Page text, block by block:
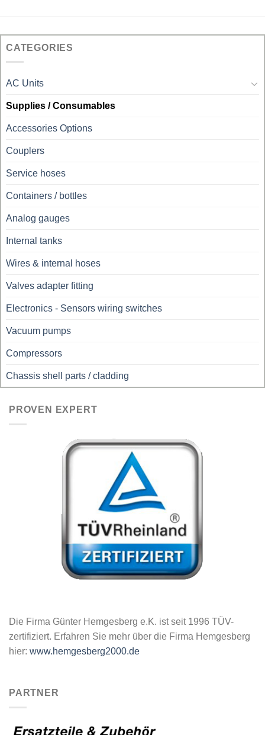
CATEGORIES
AC Units
Supplies / Consumables
Accessories Options
Couplers
Service hoses
Containers / bottles
Analog gauges
Internal tanks
Wires & internal hoses
Valves adapter fitting
Electronics - Sensors wiring switches
Vacuum pumps
Compressors
Chassis shell parts / cladding
PROVEN EXPERT
Die Firma Günter Hemgesberg e.K. ist seit 1996 TÜV-
zertifiziert. Erfahren Sie mehr über die Firma Hemgesberg
hier: www.hemgesberg2000.de
PARTNER